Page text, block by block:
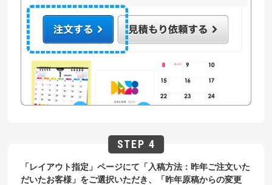
「レイアウト指定」ページにて「入稿方法：昨年ご注文いた
だいたお客様」をご選択いただき、「昨年原稿からの変更